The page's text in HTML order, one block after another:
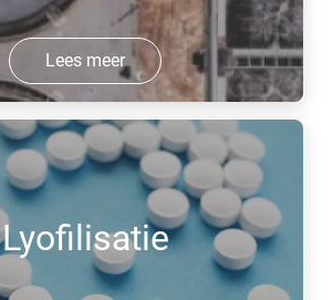
Lees meer
Lyofilisatie